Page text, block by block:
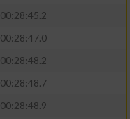
00:28:45.2
00:28:47.0
00:28:48.2
00:28:48.7
00:28:48.9